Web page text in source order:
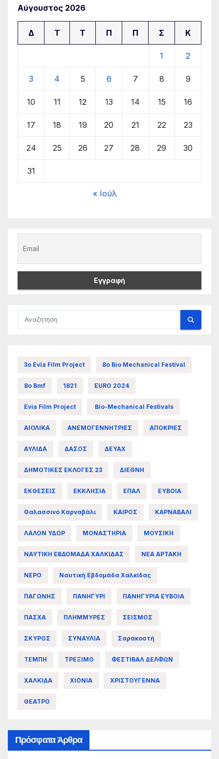
Αύγουστος 2026
Δ Τ Τ Π Π Σ Κ
1 2
3 4 5 6 7 8 9
10 11 12 13 14 15 16
17 18 19 20 21 22 23
24 25 26 27 28 29 30
31
« Ιούλ
3ο Evia Film Project 8ο Bio Mechanical Festival
8ο Bmf 1821 EURO 2024
Evia Film Project Bio-Mechanical Festivals
ΑΙΟΛΙΚΑ ΑΝΕΜΟΓΕΝΝΗΤΡΙΕΣ ΑΠΟΚΡΙΕΣ
ΑΥΛΙΔΑ ΔΑΣΟΣ ΔΕΥΑΧ
ΔΗΜΟΤΙΚΕΣ ΕΚΛΟΓΕΣ 23 ΔΙΕΘΝΗ
ΕΚΘΕΣΕΙΣ ΕΚΚΛΗΣΙΑ ΕΠΑΛ ΕΥΒΟΙΑ
Θαλασσινό Καρναβάλι ΚΑΙΡΟΣ ΚΑΡΝΑΒΑΛΙ
ΛΑΛΟΝ ΥΔΩΡ ΜΟΝΑΣΤΗΡΙΑ ΜΟΥΣΙΚΗ
ΝΑΥΤΙΚΗ ΕΒΔΟΜΑΔΑ ΧΑΛΚΙΔΑΣ ΝΕΑ ΑΡΤΑΚΗ
ΝΕΡΟ Ναυτική Εβδομάδα Χαλκίδας
ΠΑΓΩΝΗΣ ΠΑΝΗΓΥΡΙ ΠΑΝΗΓΥΡΙΑ ΕΥΒΟΙΑ
ΠΑΣΧΑ ΠΛΗΜΜΥΡΕΣ ΣΕΙΣΜΟΣ
ΣΚΥΡΟΣ ΣΥΝΑΥΛΙΑ Σαρακοστή
ΤΕΜΠΗ ΤΡΕΞΙΜΟ ΦΕΣΤΙΒΑΛ ΔΕΛΦΩΝ
ΧΑΛΚΙΔΑ ΧΙΟΝΙΑ ΧΡΙΣΤΟΥΓΕΝΝΑ
ΘΕΑΤΡΟ
Πρόσφατα Άρθρα